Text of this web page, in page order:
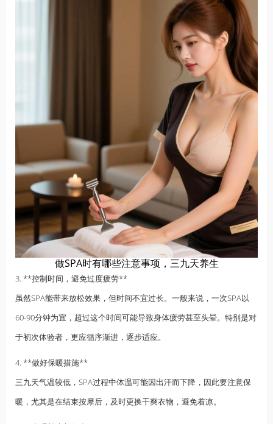
做SPA时有哪些注意事项，三九天养生
3. **控制时间，避免过度疲劳**
虽然SPA能带来放松效果，但时间不宜过长。一般来说，一次SPA以
60-90分钟为宜，超过这个时间可能导致身体疲劳甚至头晕。特别是对
于初次体验者，更应循序渐进，逐步适应。
4. **做好保暖措施**
三九天气温较低，SPA过程中体温可能因出汗而下降，因此要注意保
暖，尤其是在结束按摩后，及时更换干爽衣物，避免着凉。